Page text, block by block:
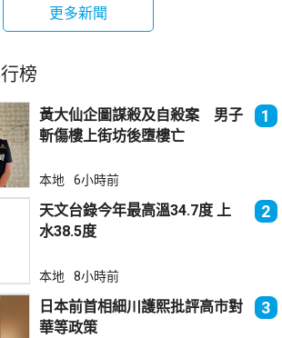
更多新聞
榜
黃大仙企圖謀殺及自殺案 男子
斬傷樓上街坊後墮樓亡
1
本地 6小時前
天文台錄今年最高溫34.7度 上
水38.5度
2
本地 8小時前
日本前首相細川護熙批評高市對
華等政策
3